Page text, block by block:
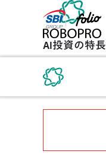
AI投資の特長
TOP